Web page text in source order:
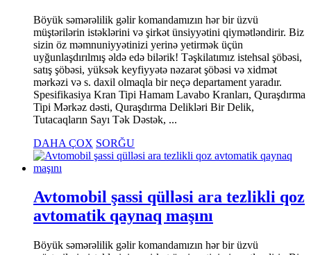
Böyük səmərəlilik gəlir komandamızın hər bir üzvü
müştərilərin istəklərini və şirkət ünsiyyətini qiymətləndirir. Biz
sizin öz məmnuniyyətinizi yerinə yetirmək üçün
uyğunlaşdırılmış əldə edə bilərik! Təşkilatımız istehsal şöbəsi,
satış şöbəsi, yüksək keyfiyyətə nəzarət şöbəsi və xidmət
mərkəzi və s. daxil olmaqla bir neçə departament yaradır.
Spesifikasiya Kran Tipi Hamam Lavabo Kranları, Quraşdırma
Tipi Mərkəz dəsti, Quraşdırma Delikləri Bir Delik,
Tutacaqların Sayı Tək Dəstək, ...
DAHA ÇOX SORĞU
Avtomobil şassi qülləsi ara tezlikli qoz
avtomatik qaynaq maşını
Böyük səmərəlilik gəlir komandamızın hər bir üzvü